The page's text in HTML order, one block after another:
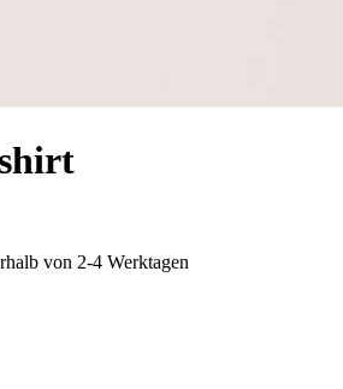
von 2-4 Werktagen